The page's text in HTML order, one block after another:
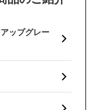
ップグレー